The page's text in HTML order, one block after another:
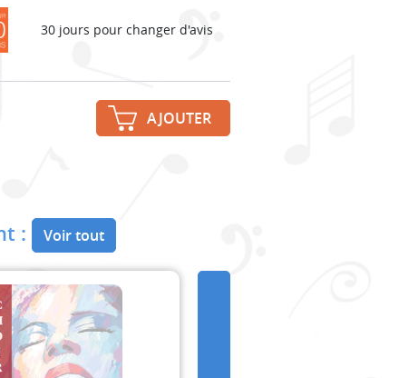
30 jours pour changer d'avis
AJOUTER
: Voir tout